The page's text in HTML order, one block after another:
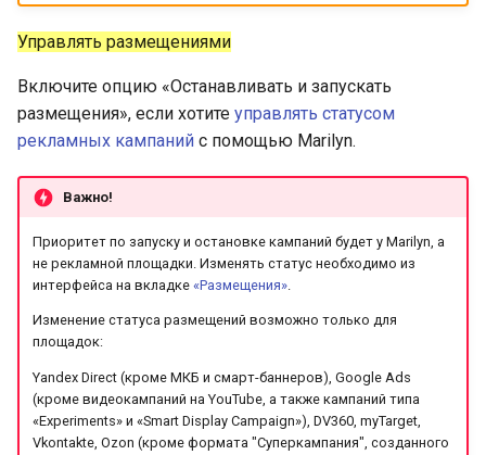
Управлять размещениями
Включите опцию «Останавливать и запускать
размещения», если хотите управлять статусом
рекламных кампаний с помощью Marilyn.
Важно!
Приоритет по запуску и остановке кампаний будет у Marilyn, а
не рекламной площадки. Изменять статус необходимо из
интерфейса на вкладке «Размещения».
Изменение статуса размещений возможно только для
площадок:
Yandex Direct (кроме МКБ и смарт-баннеров), Google Ads
(кроме видеокампаний на YouTube, а также кампаний типа
«Experiments» и «Smart Display Campaign»), DV360, myTarget,
Vkontakte, Ozon (кроме формата "Суперкампания", созданного